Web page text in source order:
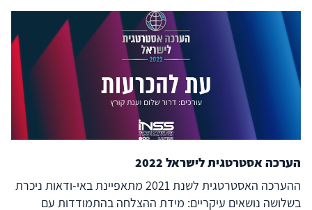
הערכה אסטרטגית לישראל 2022
ההערכה האסטרטגית לשנת 2021 מתאפיינת באי-ודאות ניכרת
בשלושה נושאים עיקריים: מידת ההצלחה בהתמודדות עם